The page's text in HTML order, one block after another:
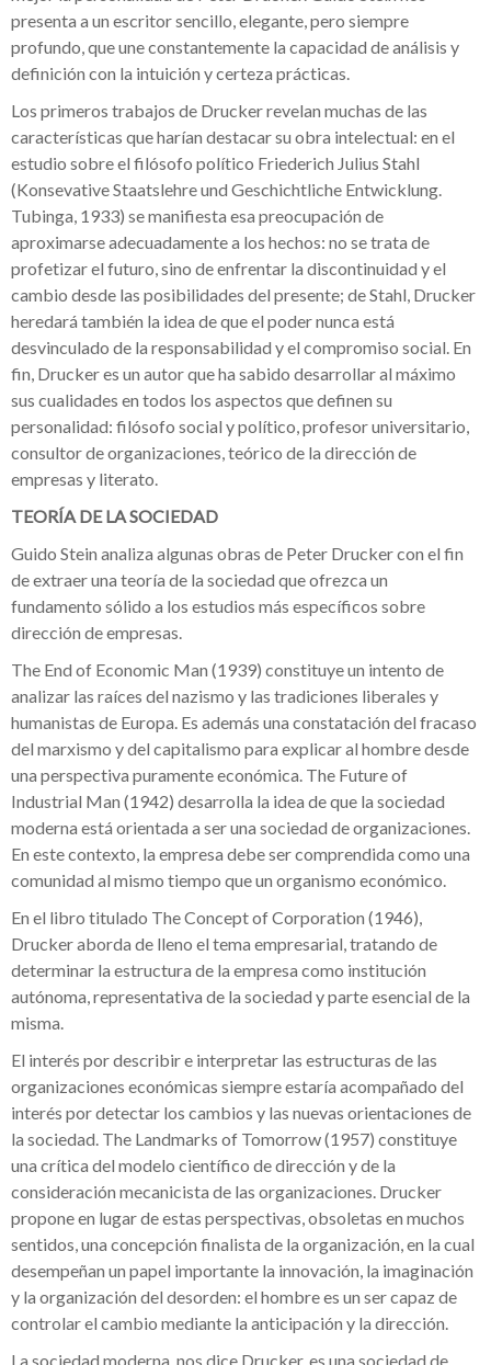
presenta a un escritor sencillo, elegante, pero siempre
profundo, que une constantemente la capacidad de análisis y
definición con la intuición y certeza prácticas.
Los primeros trabajos de Drucker revelan muchas de las
características que harían destacar su obra intelectual: en el
estudio sobre el filósofo político Friederich Julius Stahl
(Konsevative Staatslehre und Geschichtliche Entwicklung.
Tubinga, 1933) se manifiesta esa preocupación de
aproximarse adecuadamente a los hechos: no se trata de
profetizar el futuro, sino de enfrentar la discontinuidad y el
cambio desde las posibilidades del presente; de Stahl, Drucker
heredará también la idea de que el poder nunca está
desvinculado de la responsabilidad y el compromiso social. En
fin, Drucker es un autor que ha sabido desarrollar al máximo
sus cualidades en todos los aspectos que definen su
personalidad: filósofo social y político, profesor universitario,
consultor de organizaciones, teórico de la dirección de
empresas y literato.
TEORÍA DE LA SOCIEDAD
Guido Stein analiza algunas obras de Peter Drucker con el fin
de extraer una teoría de la sociedad que ofrezca un
fundamento sólido a los estudios más específicos sobre
dirección de empresas.
The End of Economic Man (1939) constituye un intento de
analizar las raíces del nazismo y las tradiciones liberales y
humanistas de Europa. Es además una constatación del fracaso
del marxismo y del capitalismo para explicar al hombre desde
una perspectiva puramente económica. The Future of
Industrial Man (1942) desarrolla la idea de que la sociedad
moderna está orientada a ser una sociedad de organizaciones.
En este contexto, la empresa debe ser comprendida como una
comunidad al mismo tiempo que un organismo económico.
En el libro titulado The Concept of Corporation (1946),
Drucker aborda de lleno el tema empresarial, tratando de
determinar la estructura de la empresa como institución
autónoma, representativa de la sociedad y parte esencial de la
misma.
El interés por describir e interpretar las estructuras de las
organizaciones económicas siempre estaría acompañado del
interés por detectar los cambios y las nuevas orientaciones de
la sociedad. The Landmarks of Tomorrow (1957) constituye
una crítica del modelo científico de dirección y de la
consideración mecanicista de las organizaciones. Drucker
propone en lugar de estas perspectivas, obsoletas en muchos
sentidos, una concepción finalista de la organización, en la cual
desempeñan un papel importante la innovación, la imaginación
y la organización del desorden: el hombre es un ser capaz de
controlar el cambio mediante la anticipación y la dirección.
La sociedad moderna, nos dice Drucker, es una sociedad de